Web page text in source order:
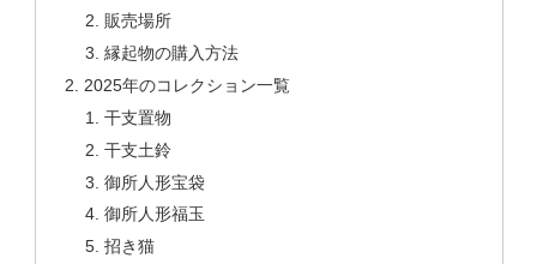
販売場所
縁起物の購入方法
2025年のコレクション一覧
干支置物
干支土鈴
御所人形宝袋
御所人形福玉
招き猫